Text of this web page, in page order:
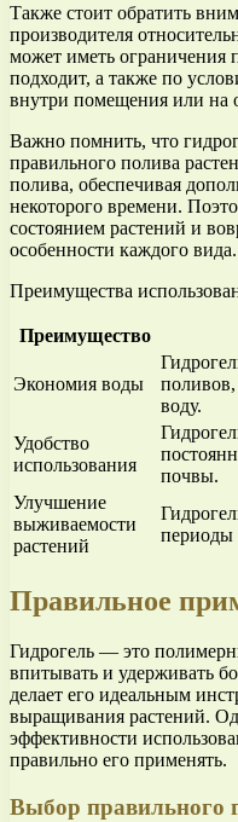
Также стоит обратить
производителя
может иметь ограничения
подходит, а также по
внутри помещения или на
Важно помнить, что
правильного полива
полива, обеспечивая
некоторого времени.
состоянием растений и
особенности каждого вида.
Преимущества
Преимущество
Экономия воды
воду.
Удобство
использования
почвы.
Улучшение
выживаемости
растений
периоды
Правильное
Гидрогель — это
впитывать и удерживать
делает его идеальным
выращивания растений.
эффективности
правильно его применять.
Выбор правильного